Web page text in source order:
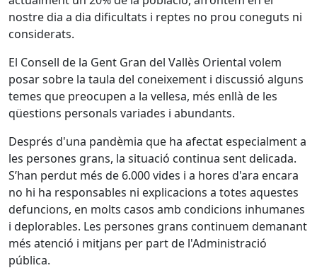
nostre dia a dia dificultats i reptes no prou coneguts ni
considerats.
El Consell de la Gent Gran del Vallès Oriental volem
posar sobre la taula del coneixement i discussió alguns
temes que preocupen a la vellesa, més enllà de les
qüestions personals variades i abundants.
Després d'una pandèmia que ha afectat especialment a
les persones grans, la situació continua sent delicada.
S’han perdut més de 6.000 vides i a hores d'ara encara
no hi ha responsables ni explicacions a totes aquestes
defuncions, en molts casos amb condicions inhumanes
i deplorables. Les persones grans continuem demanant
més atenció i mitjans per part de l'Administració
pública.